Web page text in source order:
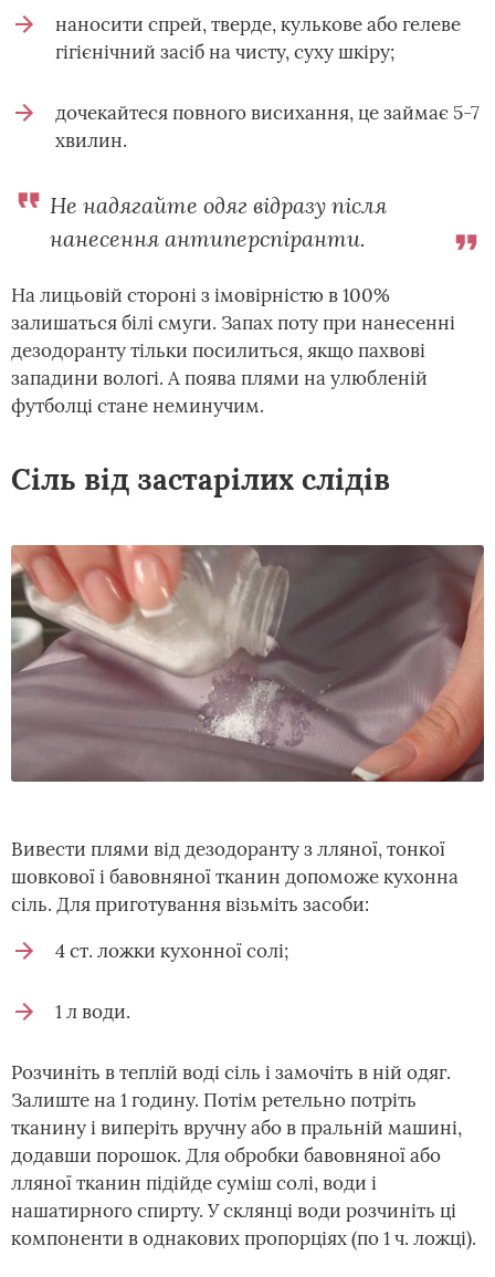
наносити спрей, тверде, кулькове або гелеве
гігієнічний засіб на чисту, суху шкіру;
дочекайтеся повного висихання, це займає 5-7
хвилин.
Не надягайте одяг відразу після
нанесення антиперспіранти.
На лицьовій стороні з імовірністю в 100%
залишаться білі смуги. Запах поту при нанесенні
дезодоранту тільки посилиться, якщо пахвові
западини вологі. А поява плями на улюбленій
футболці стане неминучим.
Сіль від застарілих слідів
Вивести плями від дезодоранту з лляної, тонкої
шовкової і бавовняної тканин допоможе кухонна
сіль. Для приготування візьміть засоби:
4 ст. ложки кухонної солі;
1 л води.
Розчиніть в теплій воді сіль і замочіть в ній одяг.
Залиште на 1 годину. Потім ретельно потріть
тканину і виперіть вручну або в пральній машині,
додавши порошок. Для обробки бавовняної або
лляної тканин підійде суміш солі, води і
нашатирного спирту. У склянці води розчиніть ці
компоненти в однакових пропорціях (по 1 ч. ложці).